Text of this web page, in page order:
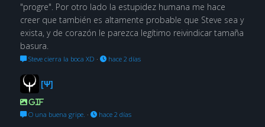
"progre". Por otro lado la estupidez humana me hace
creer que también es altamente probable que Steve sea y
exista, y de corazón le parezca legítimo reivindicar tamaña
basura.
Steve cierra la boca XD · hace 2 días
[Ψ]
GIF
O una buena gripe. · hace 2 días